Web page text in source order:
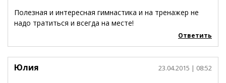
Полезная и интересная гимнастика и на тренажер не
надо тратиться и всегда на месте!
Ответить
Юлия 23.04.2015 | 08:52